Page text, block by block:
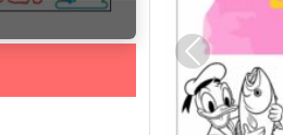
Previous